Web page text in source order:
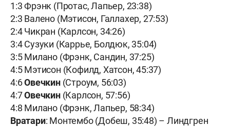
1:3 Фрэнк (Протас, Лапьер, 23:38)
2:3 Валено (Мэтисон, Галлахер, 27:53)
2:4 Чикран (Карлсон, 34:26)
3:4 Сузуки (Каррье, Болдюк, 35:04)
3:5 Милано (Фрэнк, Сандин, 37:25)
4:5 Мэтисон (Кофилд, Хатсон, 45:37)
4:6Овечкин (Строум, 56:03)
4:7Овечкин (Карлсон, 57:56)
4:8 Милано (Фрэнк, Лапьер, 58:34)
Вратари: Монтембо (Добеш, 35:48) – Линдгрен